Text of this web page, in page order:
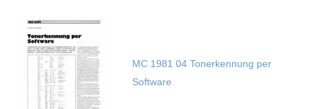
MC 1981 04 Tonerkennung per
Software